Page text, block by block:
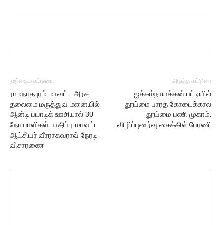
முந்தைய கட்டுரை
ராமநாதபுரம் மாவட்ட அரசு
தலைமை மருத்துவ மனையில்
ஆன்டி பயாடிக் ஊசியால் 30
நோயாளிகள் பாதிப்பு-மாவட்ட
ஆட்சியர் வீரராகவராவ் நேரடி
விசாரணை
அடுத்த கட்டுரை
ஜக்கம்நாயக்கன் பட்டியில்
தூய்மை பாரத கோடைக்கால
தூய்மை பணி முகாம்,
விழிப்புணர்வு சைக்கிள் பேரணி